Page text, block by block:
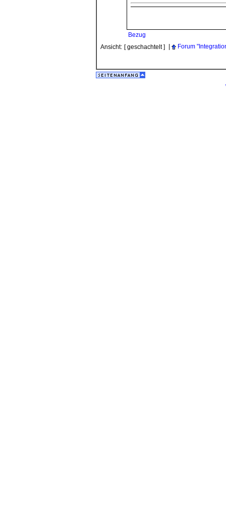
Bezug
Ansicht: [ geschachtelt ] Forum